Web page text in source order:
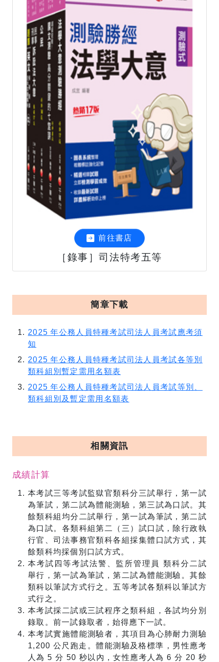
前往書店
［錄事］司法特考五等
簡章下載
2025 年公務人員特種考試司法人員考試應考須
知
2025 年公務人員特種考試司法人員考試各等別
類科組別暫定需用名額表
2025 年公務人員特種考試司法人員考試等別、
類科組別及暫定需用名額表
相關資訊
成績計算
本考試三等考試監獄官類科分三試舉行，第一試
為筆試，第二試為體能測驗，第三試為口試。其
餘類科組均分二試舉行，第一試為筆試，第二試
為口試。各類科組第二（三）試口試，除行政執
行官、司法事務官類科各組採集體口試方式，其
餘類科均採個別口試方式。
本考試四等考試法警、監所管理員 類科分二試
舉行，第一試為筆試，第二試為體能測驗。其餘
類科以筆試方式行之。五等考試各類科以筆試方
式行之。
本考試採二試或三試程序之類科組，各試均分別
錄取。前一試錄取者，始得應下一試。
本考試實施體能測驗者，其項目為心肺耐力測驗
1,200 公尺跑走。體能測驗及格標準，男性應考
人為 5 分 50 秒以內，女性應考人為 6 分 20 秒